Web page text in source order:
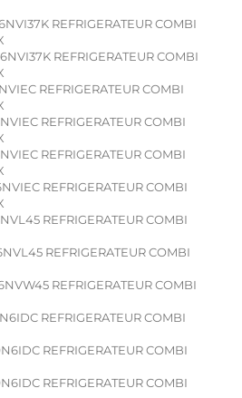
REFRIGERATEUR COMBI
REFRIGERATEUR COMBI
REFRIGERATEUR COMBI
REFRIGERATEUR COMBI
REFRIGERATEUR COMBI
REFRIGERATEUR COMBI
REFRIGERATEUR COMBI
REFRIGERATEUR COMBI
REFRIGERATEUR COMBI
REFRIGERATEUR COMBI
REFRIGERATEUR COMBI
REFRIGERATEUR COMBI